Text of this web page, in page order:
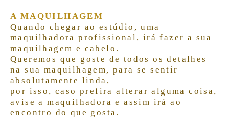
A MAQUILHAGEM
Quando chegar ao estúdio, uma
maquilhadora profissional, irá fazer a sua
maquilhagem e cabelo.
Queremos que goste de todos os detalhes
na sua maquilhagem, para se sentir
absolutamente linda,
por isso, caso prefira alterar alguma coisa,
avise a maquilhadora e assim irá ao
encontro do que gosta.